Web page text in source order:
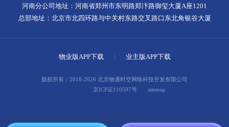
河南分公司地址：河南省郑州市东明路郑汴路御玺大厦A座1201
总部地址：北京市北四环路与中关村东路交叉路口东北角银谷大厦
物业版APP下载 业主版APP下载
版权所有：2018-2026 北京物通时空网络科技开发有限公司
京ICP证110597号 sitemap